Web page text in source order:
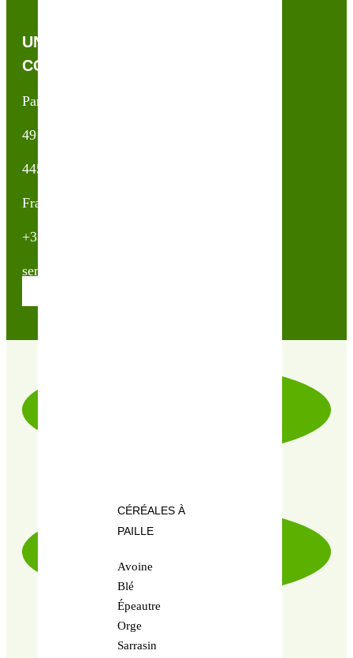
CÉRÉALES À
PAILLE
Avoine
Blé
Épeautre
Orge
Sarrasin
UNE QUESTION, UN CONSEIL ?
CONTACTEZ-NOUS !
Partner & Co SAS
49 avenue du Général de Gaulle
44500 La Baule Escoublac
France
+33(0)2 40 23 63 24
sembio@partnerandco.fr
PRODUITS CERTIFIÉ 100% BIO